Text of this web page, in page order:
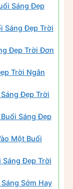
Sáng Đẹp
Sáng Đẹp Trời
Đẹp Trời Đơn
Trời Ngắn
Đẹp Trời
Sáng Đẹp
Một Buổi
Sáng Đẹp Trời
Sớm Hay